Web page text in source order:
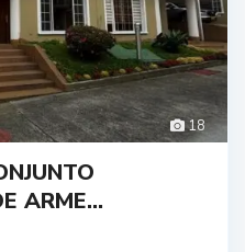
18
ARME...